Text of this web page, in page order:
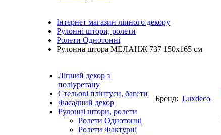
Інтернет магазин ліпного декору
Рулонні штори, ролети
Ролети Однотонні
Рулонна штора МЕЛАНЖ 737 150х165 см
Бренд: Luxdeco
Ліпний декор з
поліуретану
Стельові плінтуси, багети
Фасадний декор
Рулонні штори, ролети
Ролети Однотонні
Ролети Фактурні